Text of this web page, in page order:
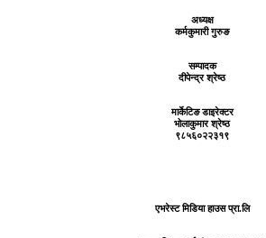
अध्यक्ष
कर्मकुमारी गुरुङ
सम्पादक
दीपेन्द्र श्रेष्ठ
मार्केटिङ डाइरेक्टर
भोलाकुमार श्रेष्ठ
९८५६०२२३१९
एभरेस्ट मिडिया हाउस प्रा.लि